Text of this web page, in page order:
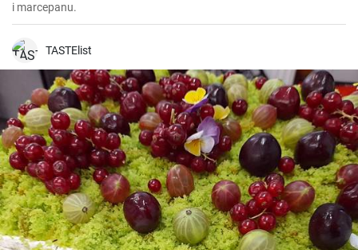
i marcepanu.
TASTElist